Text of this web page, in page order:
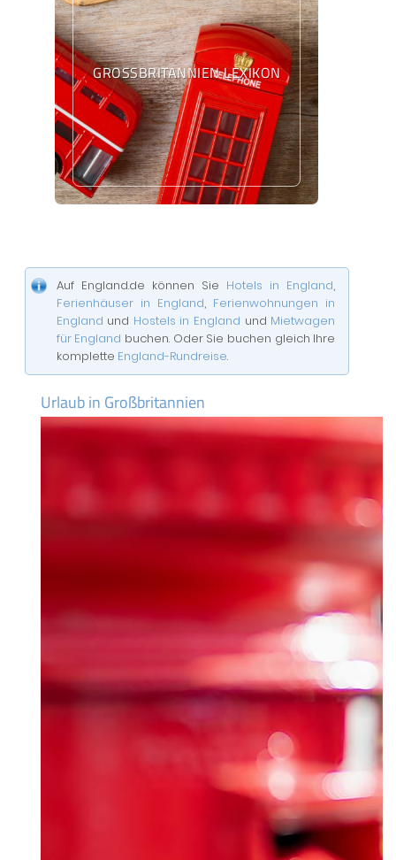
GROSSBRITANNIEN LEXIKON
Auf England.de können Sie Hotels in England,
Ferienhäuser in England, Ferienwohnungen in
England und Hostels in England und Mietwagen
für England buchen. Oder Sie buchen gleich Ihre
komplette England-Rundreise.
Urlaub in Großbritannien